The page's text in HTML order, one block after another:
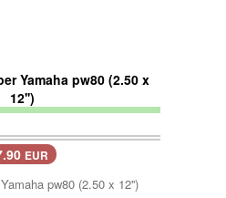
EUR
pw80 (2.50 x 12'')